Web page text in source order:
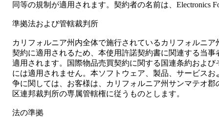
同等の規制が適用されます。契約者の名前は、Electronics
準拠法および管轄裁判所
カリフォルニア州内全体で施行されているカリフォルニ
契約に適用されるため、本使用許諾契約書に関連する当
適用されます。国際物品売買契約に関する国連条約およ
には適用されません。本ソフトウェア、製品、サービス
争に関しては、お客様は、カリフォルニア州サンマテオ
区連邦裁判所の専属管轄権に従うものとします。
法の準拠